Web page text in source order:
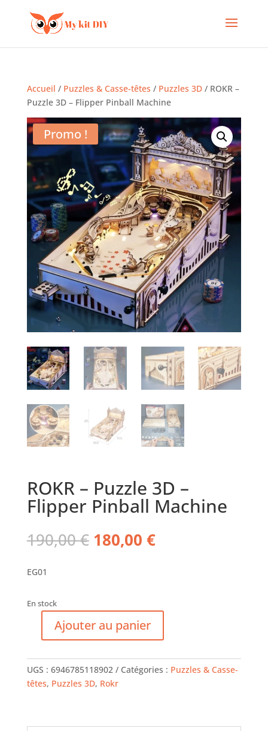
Accueil / Puzzles & Casse-têtes / Puzzles 3D/ ROKR –
Puzzle 3D – Flipper Pinball Machine
Promo !
ROKR – Puzzle 3D –
Flipper Pinball Machine
190,00€ Le
prix
180,00 €Le
prix
EG01
En stock
quantité
ROKR
-
Puzzle
Flipper
Ajouter au panier
UGS : 6946785118902 Catégories : Puzzles & Casse-
têtes, Puzzles 3D, Rokr